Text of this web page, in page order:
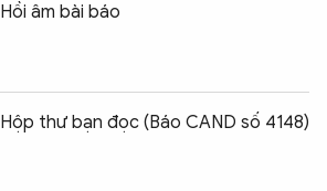
Hồi âm bài báo
Hộp thư bạn đọc (Báo CAND số 4148)